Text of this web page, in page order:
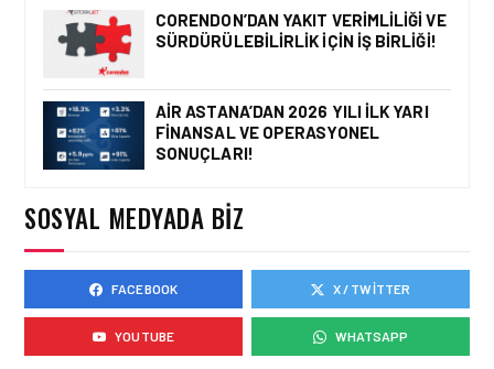
EMIRATES TÜRKIYE’DEKI
39. YILINI KUTLUYOR!
EMIRATES HABERLERI • 29 TEM
2026
AVRUPA’DA 12 BINDEN
FAZLA TREN
EMIRATES HABERLERI • 21 TEM
2026
EMIRATES, DÜNYANIN ILK
U-DREAM BAŞ
CORENDON’DAN YAKIT VERIMLILIĞI VE
SÜRDÜRÜLEBILIRLIK IÇIN İŞ BIRLIĞI!
AIR ASTANA’DAN 2026 YILI İLK YARI
FINANSAL VE OPERASYONEL
SONUÇLARI!
SOSYAL MEDYADA BIZ
FACEBOOK X / TWITTER
YOUTUBE WHATSAPP